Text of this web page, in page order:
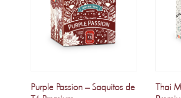
Purple Passion – Saquitos de
Thai